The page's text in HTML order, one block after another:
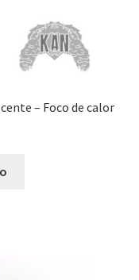
– Foco de calor